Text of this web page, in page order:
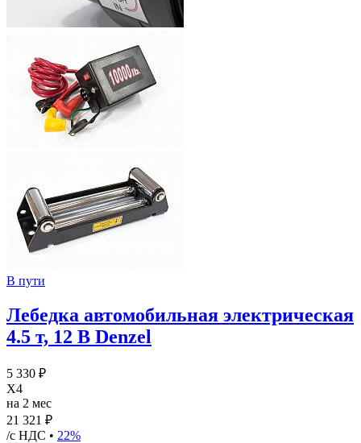
В пути
Лебедка автомобильная электрическая
4.5 т, 12 В Denzel
5 330 ₽
X4
на 2 мес
21 321 ₽
/с НДС • 22%